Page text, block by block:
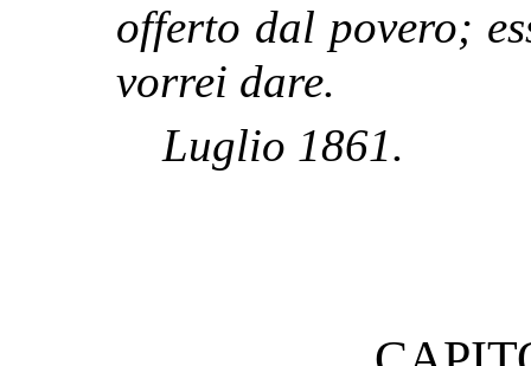
offerto dal povero;
vorrei dare.
Luglio 1861.